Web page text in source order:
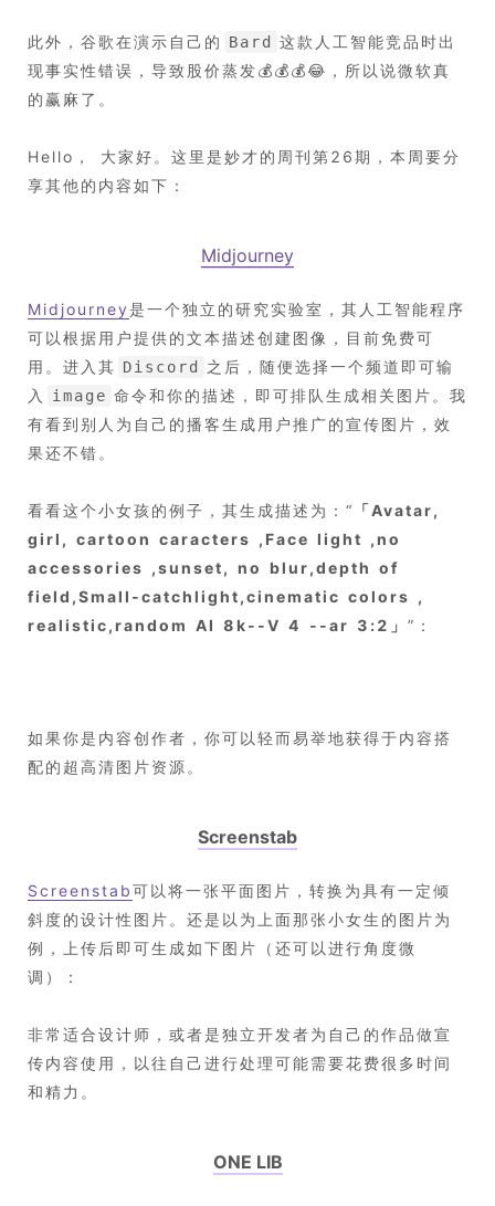
此外，谷歌在演示自己的 Bard
这款人工智能竞品时出
现事实性错误，导致股价蒸发💰💰💰😂，所以说微软真
的赢麻了。
Hello， 大家好。这里是妙才的周刊第26期，本周要分
享其他的内容如下：
Midjourney
Midjourney是一个独立的研究实验室，其人工智能程序
可以根据用户提供的文本描述创建图像，目前免费可
用。进入其 Discord
之后，随便选择一个频道即可输
入
image 命令和你的描述，即可排队生成相关图片。我
有看到别人为自己的播客生成用户推广的宣传图片，效
果还不错。
看看这个小女孩的例子，其生成描述为：“ 「Avatar,
girl, cartoon caracters ,Face light ,no
accessories ,sunset, no blur,depth of
field,Small-catchlight,cinematic colors ,
realistic,random AI 8k--V 4 --ar 3:2 」 ”：
如果你是内容创作者，你可以轻而易举地获得于内容搭
配的超高清图片资源。
Screenstab
Screenstab可以将一张平面图片，转换为具有一定倾
斜度的设计性图片。还是以为上面那张小女生的图片为
例，上传后即可生成如下图片（还可以进行角度微
调）：
非常适合设计师，或者是独立开发者为自己的作品做宣
传内容使用，以往自己进行处理可能需要花费很多时间
和精力。
ONE LIB